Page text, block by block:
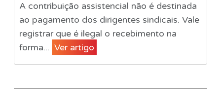
A contribuição assistencial não é destinada
ao pagamento dos dirigentes sindicais. Vale
registrar que é ilegal o recebimento na
forma... Ver artigo